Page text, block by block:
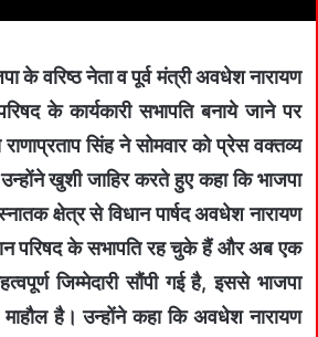
के वरिष्ठ नेता व पूर्व मंत्री अवधेश नारायण
के कार्यकारी सभापति बनाये जाने पर
राणाप्रताप सिंह ने सोमवार को प्रेस वक्तव्य
खुशी जाहिर करते हुए कहा कि भाजपा
क्षेत्र से विधान पार्षद अवधेश नारायण
परिषद के सभापति रह चुके हैं और अब एक
जिम्मेदारी सौंपी गई है, इससे भाजपा
है। उन्होंने कहा कि अवधेश नारायण